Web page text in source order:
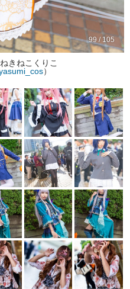
99 / 105
きねこくりこ
）